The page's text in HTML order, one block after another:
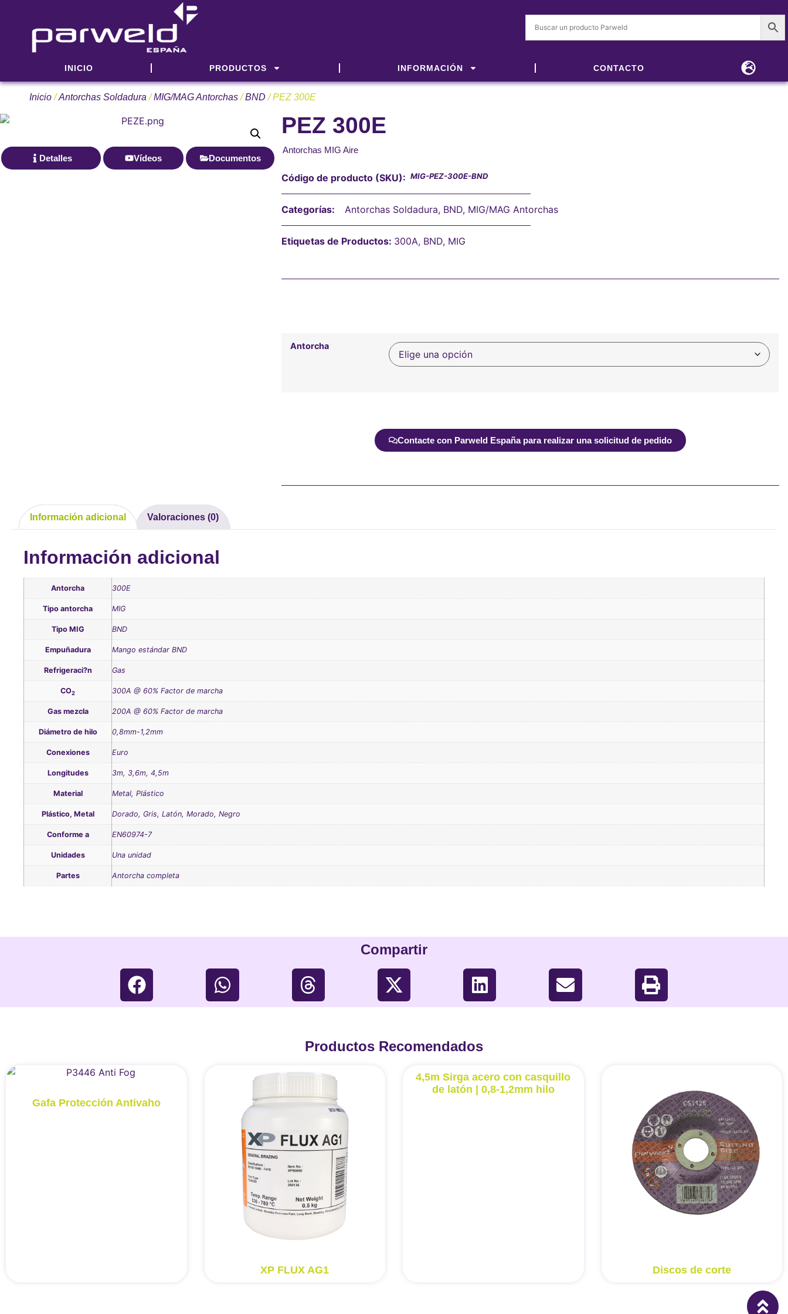
INICIO PRODUCTOS INFORMACIÓN CONTACTO
Inicio/Antorchas Soldadura /MIG/MAG Antorchas/BND / PEZ 300E
Detalles Vídeos Documentos
PEZ 300E
Antorchas MIG Aire
Código de producto (SKU):MIG-PEZ-300E-BND
Categorías: Antorchas Soldadura, BND, MIG/MAG Antorchas
Etiquetas de Productos: 300A, BND, MIG
Antorcha
Contacte con Parweld España para realizar una solicitud de pedido
Información adicional Valoraciones (0)
Información adicional
Antorcha 300E
Tipo antorcha MIG
Tipo MIG BND
Empuñadura Mango estándar BND
Refrigeraci?n Gas
CO2 300A @ 60% Factor de marcha
Gas mezcla 200A @ 60% Factor de marcha
Diámetro de hilo 0,8mm-1,2mm
Conexiones Euro
Longitudes 3m, 3,6m, 4,5m
Material Metal, Plástico
Plástico, Metal Dorado, Gris, Latón, Morado, Negro
Conforme a EN60974-7
Unidades Una unidad
Partes Antorcha completa
Compartir
Productos Recomendados
Gafa Protección Antivaho
XP FLUX AG1
4,5m Sirga acero con casquillo
de latón | 0,8-1,2mm hilo
Discos de corte